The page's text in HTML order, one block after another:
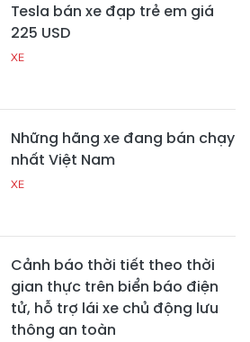
Tesla bán xe đạp trẻ em giá
225 USD
XE
Những hãng xe đang bán chạy
nhất Việt Nam
XE
Cảnh báo thời tiết theo thời
gian thực trên biển báo điện
tử, hỗ trợ lái xe chủ động lưu
thông an toàn